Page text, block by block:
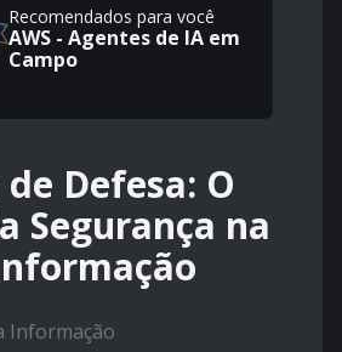
Recomendados para você
AWS - Agentes de IA em
Campo
Defesa: O
Segurança na
Informação